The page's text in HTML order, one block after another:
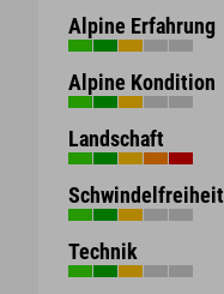
Alpine Erfahrung
Alpine Kondition
Landschaft
Schwindelfreiheit
Technik